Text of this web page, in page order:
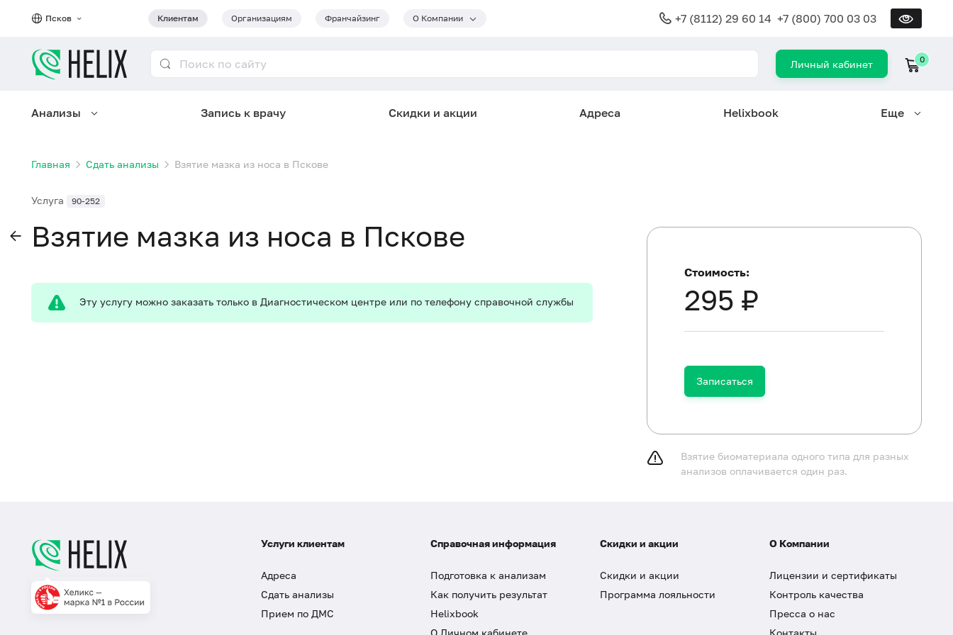
Псков Клиентам Организациям Франчайзинг О Компании +7 (8112) 29 60 14 +7 (800) 700 03 03
Личный кабинет 0
Анализы Запись к врачу Скидки и акции Адреса Helixbook Еще
Главная Сдать анализы Взятие мазка из носа в Пскове
Услуга 90-252
Взятие мазка из носа в Пскове
Эту услугу можно заказать только в Диагностическом центре или по телефону справочной службы
Стоимость:
295 ₽
Записаться
Взятие биоматериала одного типа для разных
анализов оплачивается один раз.
Услуги клиентам
Адреса
Сдать анализы
Прием по ДМС
Справочная информация
Подготовка к анализам
Как получить результат
Helixbook
О Личном кабинете
Скидки и акции
Скидки и акции
Программа лояльности
О Компании
Лицензии и сертификаты
Контроль качества
Пресса о нас
Контакты